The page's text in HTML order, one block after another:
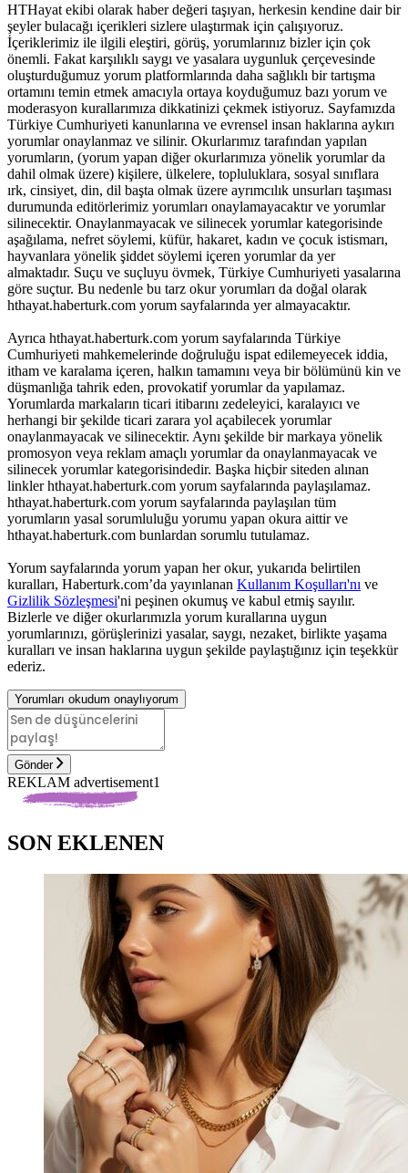
HTHayat ekibi olarak haber değeri taşıyan, herkesin kendine dair bir
şeyler bulacağı içerikleri sizlere ulaştırmak için çalışıyoruz.
İçeriklerimiz ile ilgili eleştiri, görüş, yorumlarınız bizler için çok
önemli. Fakat karşılıklı saygı ve yasalara uygunluk çerçevesinde
oluşturduğumuz yorum platformlarında daha sağlıklı bir tartışma
ortamını temin etmek amacıyla ortaya koyduğumuz bazı yorum ve
moderasyon kurallarımıza dikkatinizi çekmek istiyoruz. Sayfamızda
Türkiye Cumhuriyeti kanunlarına ve evrensel insan haklarına aykırı
yorumlar onaylanmaz ve silinir. Okurlarımız tarafından yapılan
yorumların, (yorum yapan diğer okurlarımıza yönelik yorumlar da
dahil olmak üzere) kişilere, ülkelere, topluluklara, sosyal sınıflara
ırk, cinsiyet, din, dil başta olmak üzere ayrımcılık unsurları taşıması
durumunda editörlerimiz yorumları onaylamayacaktır ve yorumlar
silinecektir. Onaylanmayacak ve silinecek yorumlar kategorisinde
aşağılama, nefret söylemi, küfür, hakaret, kadın ve çocuk istismarı,
hayvanlara yönelik şiddet söylemi içeren yorumlar da yer
almaktadır. Suçu ve suçluyu övmek, Türkiye Cumhuriyeti yasalarına
göre suçtur. Bu nedenle bu tarz okur yorumları da doğal olarak
hthayat.haberturk.com yorum sayfalarında yer almayacaktır.
Ayrıca hthayat.haberturk.com yorum sayfalarında Türkiye
Cumhuriyeti mahkemelerinde doğruluğu ispat edilemeyecek iddia,
itham ve karalama içeren, halkın tamamını veya bir bölümünü kin ve
düşmanlığa tahrik eden, provokatif yorumlar da yapılamaz.
Yorumlarda markaların ticari itibarını zedeleyici, karalayıcı ve
herhangi bir şekilde ticari zarara yol açabilecek yorumlar
onaylanmayacak ve silinecektir. Aynı şekilde bir markaya yönelik
promosyon veya reklam amaçlı yorumlar da onaylanmayacak ve
silinecek yorumlar kategorisindedir. Başka hiçbir siteden alınan
linkler hthayat.haberturk.com yorum sayfalarında paylaşılamaz.
hthayat.haberturk.com yorum sayfalarında paylaşılan tüm
yorumların yasal sorumluluğu yorumu yapan okura aittir ve
hthayat.haberturk.com bunlardan sorumlu tutulamaz.
Yorum sayfalarında yorum yapan her okur, yukarıda belirtilen
kuralları, Haberturk.com’da yayınlanan Kullanım Koşulları'nı ve
Gizlilik Sözleşmesi'ni peşinen okumuş ve kabul etmiş sayılır.
Bizlerle ve diğer okurlarımızla yorum kurallarına uygun
yorumlarınızı, görüşlerinizi yasalar, saygı, nezaket, birlikte yaşama
kuralları ve insan haklarına uygun şekilde paylaştığınız için teşekkür
ederiz.
Yorumları okudum onaylıyorum
Gönder
REKLAM advertisement1
SON EKLENEN